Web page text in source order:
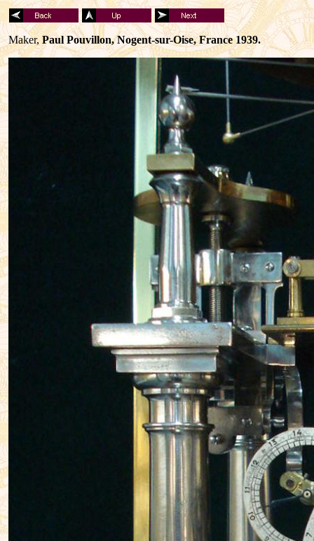
Maker, Paul Pouvillon, Nogent-sur-Oise, France 1939.